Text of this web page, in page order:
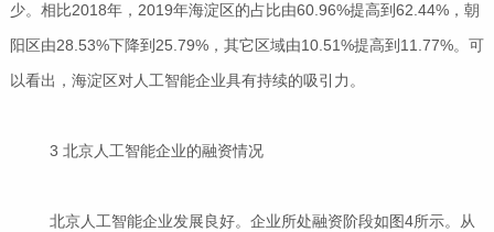
少。相比2018年，2019年海淀区的占比由60.96%提高到62.44%，朝
阳区由28.53%下降到25.79%，其它区域由10.51%提高到11.77%。可
以看出，海淀区对人工智能企业具有持续的吸引力。
3 北京人工智能企业的融资情况
北京人工智能企业发展良好。企业所处融资阶段如图4所示。从